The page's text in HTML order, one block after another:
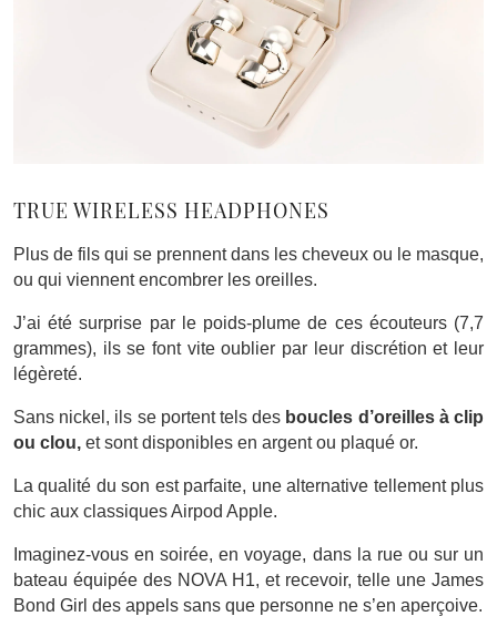
TRUE WIRELESS HEADPHONES
Plus de fils qui se prennent dans les cheveux ou le masque,
ou qui viennent encombrer les oreilles.
J’ai été surprise par le poids-plume de ces écouteurs (7,7
grammes), ils se font vite oublier par leur discrétion et leur
légèreté.
Sans nickel, ils se portent tels des boucles d’oreilles à clip
ou clou, et sont disponibles en argent ou plaqué or.
La qualité du son est parfaite, unealternative tellement plus
chic aux classiques Airpod Apple.
Imaginez-vous en soirée, en voyage, dans la rue ou sur un
bateau équipée des NOVA H1, et recevoir, telle une James
Bond Girl des appels sans que personne ne s’en aperçoive.